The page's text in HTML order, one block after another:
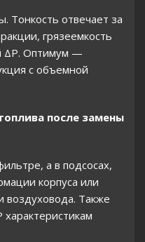
Тонкость отвечает за
грязеемкость
ΔP. Оптимум —
с объемной
после замены
а в подсосах,
корпуса или
воздуховода. Также
характеристикам